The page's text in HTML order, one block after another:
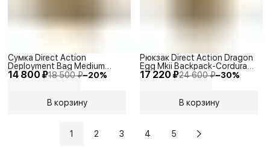
14 800 ₽18 500 ₽−20%
Сумка Direct Action
Deployment Bag Medium
Cordura Coyote Brown
В корзину
17 220 ₽24 600 ₽−30%
Рюкзак Direct Action Dragon
Egg Mkii Backpack-Cordura
Coyote Brown 25л
В корзину
1 2 3 4 5